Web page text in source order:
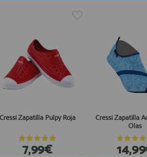
Cressi Zapatilla Pulpy Roja
7,99€
Cressi Zapatilla
Olas